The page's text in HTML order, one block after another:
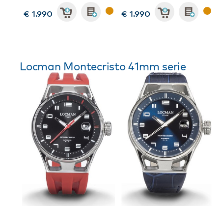
€ 1.990
€ 1.990
Locman Montecristo 41mm serie